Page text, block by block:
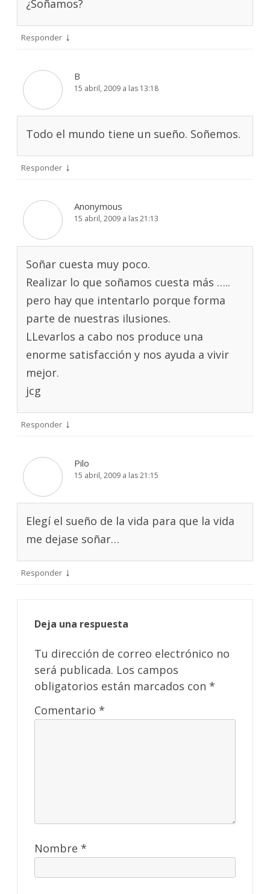
¿Soñamos?
Responder ↓
B
15 abril, 2009 a las 13:18
Todo el mundo tiene un sueño. Soñemos.
Responder ↓
Anonymous
15 abril, 2009 a las 21:13
Soñar cuesta muy poco.
Realizar lo que soñamos cuesta más …..
pero hay que intentarlo porque forma
parte de nuestras ilusiones.
LLevarlos a cabo nos produce una
enorme satisfacción y nos ayuda a vivir
mejor.
jcg
Responder ↓
Pilo
15 abril, 2009 a las 21:15
Elegí el sueño de la vida para que la vida
me dejase soñar…
Responder ↓
Deja una respuesta
Tu dirección de correo electrónico no
será publicada. Los campos
obligatorios están marcados con *
Comentario *
Nombre *